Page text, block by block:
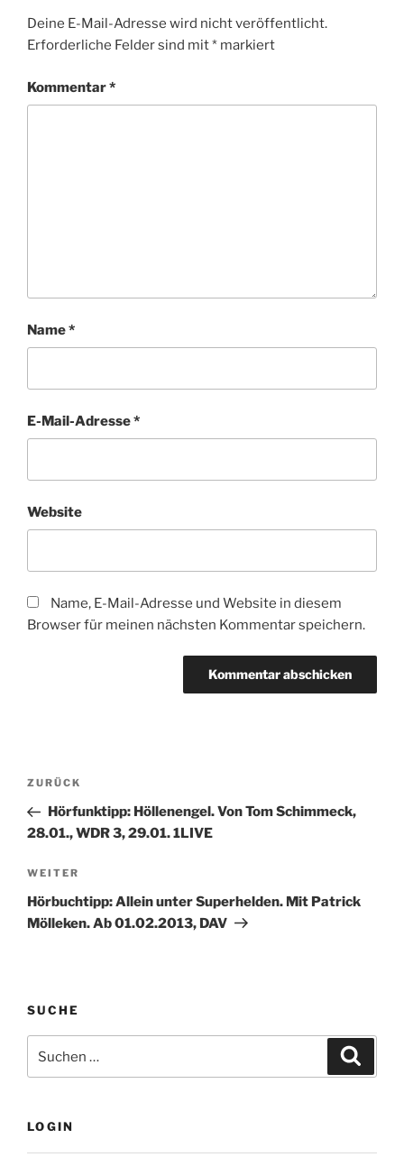
Deine E-Mail-Adresse wird nicht veröffentlicht.
Erforderliche Felder sind mit* markiert
Kommentar*
Name*
E-Mail-Adresse*
Website
Name, E-Mail-Adresse und Website in diesem
Browser für meinen nächsten Kommentar speichern.
Beitragsnavigation
Vorheriger
Beitrag
ZURÜCK
Hörfunktipp: Höllenengel. Von Tom Schimmeck,
28.01., WDR 3, 29.01. 1LIVE
Nächster
Beitrag
WEITER
Hörbuchtipp: Allein unter Superhelden. Mit Patrick
Mölleken. Ab 01.02.2013, DAV
SUCHE
nach:
LOGIN